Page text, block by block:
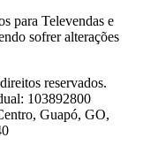
para Televendas e
sofrer alterações
reservados.
103892800
Guapó, GO,